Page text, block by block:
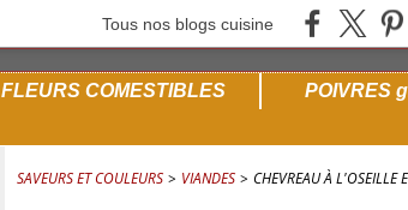
Tous nos blogs cuisine
FLEURS COMESTIBLES POIVRES
SAVEURS ET COULEURS > VIANDES > CHEVREAU À